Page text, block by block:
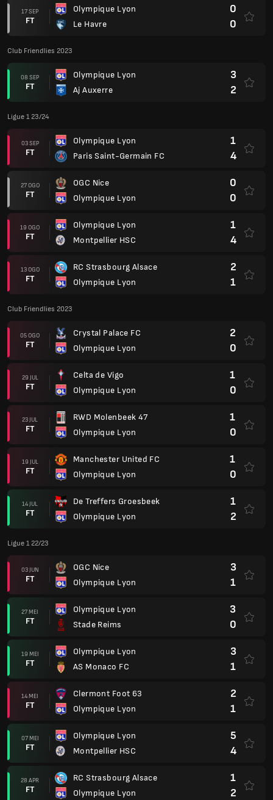
17 SEP
FT
Olympique Lyon
Le Havre
0
0
Club Friendlies 2023
08 SEP
FT
Olympique Lyon
Aj Auxerre
3
2
Ligue 1 23/24
03 SEP
FT
Olympique Lyon
Paris Saint-Germain FC
1
4
27 OGO
FT
OGC Nice
Olympique Lyon
0
0
19 OGO
FT
Olympique Lyon
Montpellier HSC
1
4
13 OGO
FT
RC Strasbourg Alsace
Olympique Lyon
2
1
Club Friendlies 2023
05 OGO
FT
Crystal Palace FC
Olympique Lyon
2
0
29 JUL
FT
Celta de Vigo
Olympique Lyon
1
0
23 JUL
FT
RWD Molenbeek 47
Olympique Lyon
1
0
19 JUL
FT
Manchester United FC
Olympique Lyon
1
0
14 JUL
FT
De Treffers Groesbeek
Olympique Lyon
1
2
Ligue 1 22/23
03 JUN
FT
OGC Nice
Olympique Lyon
3
1
27 MEI
FT
Olympique Lyon
Stade Reims
3
0
19 MEI
FT
Olympique Lyon
AS Monaco FC
3
1
14 MEI
FT
Clermont Foot 63
Olympique Lyon
2
1
07 MEI
FT
Olympique Lyon
Montpellier HSC
5
4
28 APR
FT
RC Strasbourg Alsace
Olympique Lyon
1
2